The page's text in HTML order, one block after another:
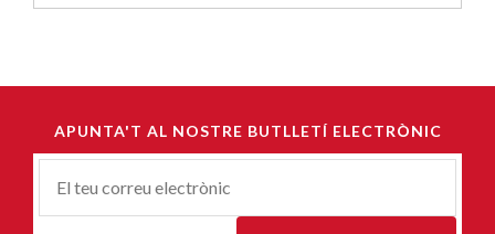
APUNTA'T AL NOSTRE BUTLLETÍ ELECTRÒNIC
Correu-